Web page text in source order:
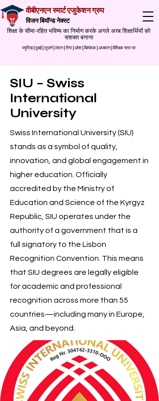
वीबीएनएन स्मार्ट एजुकेशन ग्रुप
विजन बियॉन्ड नेक्स्ट
शिक्षा के सीमा-रहित भविष्य का निर्माण करके अगले अरब शिक्षार्थियों को
सशक्त बनाना
ज्यूरिख दुबई लुज़र्न लंदन रीगा ओश बिश्केक अजमान वैश्विक स्तर पर
SIU – Swiss
International
University
Swiss International University (SIU)
stands as a symbol of quality,
innovation, and global engagement in
higher education. Officially
accredited by the Ministry of
Education and Science of the Kyrgyz
Republic, SIU operates under the
authority of a government that is a
full signatory to the Lisbon
Recognition Convention. This means
that SIU degrees are legally eligible
for academic and professional
recognition across more than 55
countries—including many in Europe,
Asia, and beyond.